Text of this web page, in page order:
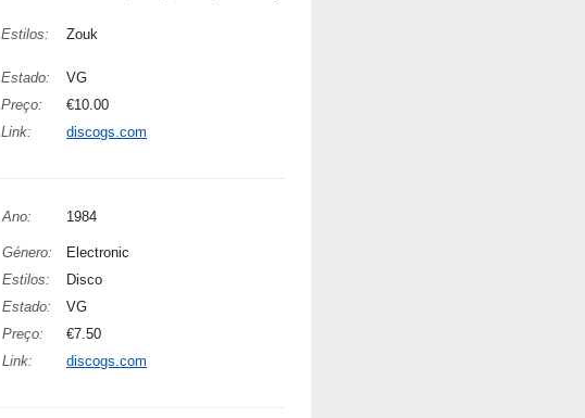
Estilos: Zouk
Estado:
VG
Preço:
€10.00
Link:
discogs.com
Ano: 1984
Género:
Electronic
Estilos:
Disco
Estado:
VG
Preço:
€7.50
Link:
discogs.com